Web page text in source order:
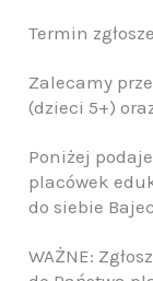
Termin
Zalecamy
(dzieci 5+)
Poniżej
placówek
do siebie
WAŻNE: